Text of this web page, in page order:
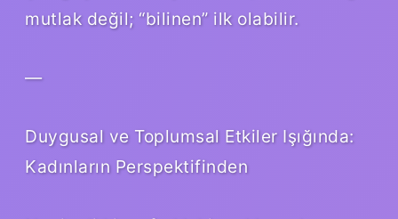
mutlak değil; “bilinen” ilk olabilir.
—
Duygusal ve Toplumsal Etkiler Işığında:
Kadınların Perspektifinden